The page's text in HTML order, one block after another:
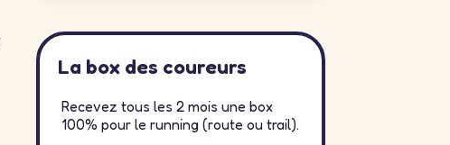
La box des coureurs
Recevez tous les 2 mois une box
100% pour le running (route ou trail).